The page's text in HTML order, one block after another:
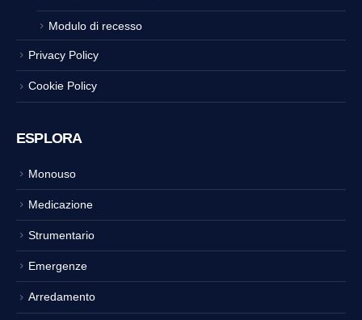
Modulo di recesso
Privacy Policy
Cookie Policy
ESPLORA
Monouso
Medicazione
Strumentario
Emergenze
Arredamento